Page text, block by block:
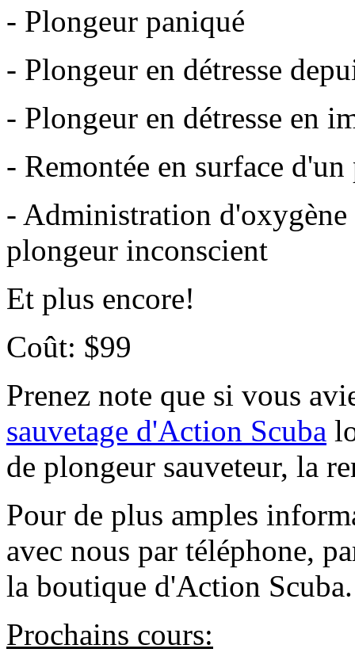
- Plongeur paniqué
- Plongeur en détresse
- Plongeur en détresse en
- Remontée en surface
- Administration d'oxygène
plongeur inconscient
Et plus encore!
Coût: $99
Prenez note que si vous
sauvetage d'Action Scuba
de plongeur sauveteur, la
Pour de plus amples
avec nous par téléphone,
la boutique d'Action Scuba.
Prochains cours: